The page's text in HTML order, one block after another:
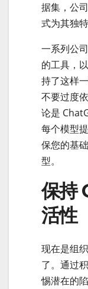
据集，公
式为其独
一系列公
的工具，
持了这样
不要过度
论是
每个模型
保您的基
型。
保持
活性
现在是组
了。通过
惕潜在的